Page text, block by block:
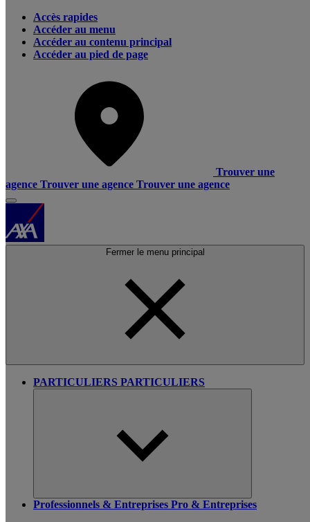
Accès rapides
Accéder au menu
Accéder au contenu principal
Accéder au pied de page
Trouver une
agence Trouver une agence Trouver une agence
Fermer le menu principal
PARTICULIERS PARTICULIERS
Professionnels & Entreprises Pro & Entreprises